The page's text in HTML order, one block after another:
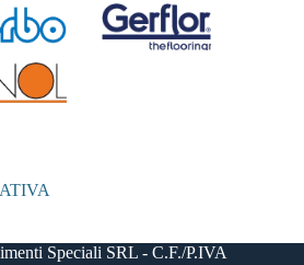
Speciali SRL - C.F./P.IVA